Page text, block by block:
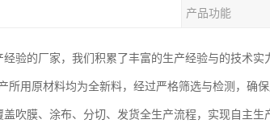
产品功能
验的厂家，我们积累了丰富的生产经验与的技术
所用原材料均为全新料，经过严格筛选与检测，确
吹膜、涂布、分切、发货全生产流程，实现自主